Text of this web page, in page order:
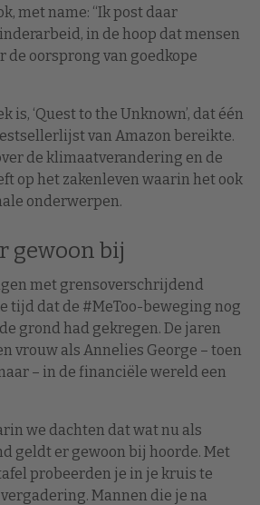
met name: “Ik post daar
in de hoop dat mensen
de oorsprong van goedkope
is, ‘Quest to the Unknown’, dat één
van Amazon bereikte.
de klimaatverandering en de
op het zakenleven waarin het ook
onderwerpen.
gewoon bij
met grensoverschrijdend
tijd dat de #MeToo-beweging nog
grond had gekregen. De jaren
vrouw als Annelies George – toen
– in de financiële wereld een
we dachten dat wat nu als
geldt er gewoon bij hoorde. Met
probeerden je in je kruis te
Mannen die je na